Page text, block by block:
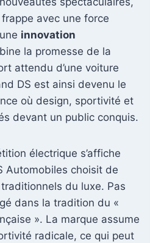
avec une force
innovation
la promesse de la
attendu d’une voiture
DS est ainsi devenu le
où design, sportivité et
devant un public conquis.
électrique s’affiche
Automobiles choisit de
du luxe. Pas
dans la tradition du «
». La marque assume
radicale, ce qui peut